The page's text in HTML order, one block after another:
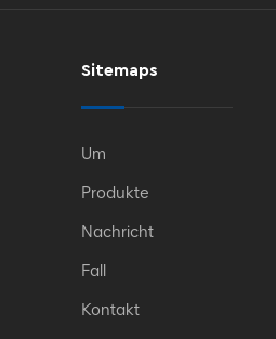
Sitemaps
Um
Produkte
Nachricht
Fall
Kontakt